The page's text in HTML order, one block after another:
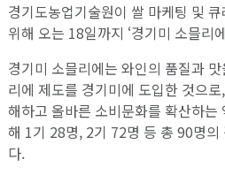
경기도농업기술원이 쌀 마케팅 및
위해 오는 18일까지 ‘경기미 소믈리
경기미 소믈리에는 와인의 품질과
리에 제도를 경기미에 도입한 것으
해하고 올바른 소비문화를 확산하
해 1기 28명, 2기 72명 등 총 90명의
다.